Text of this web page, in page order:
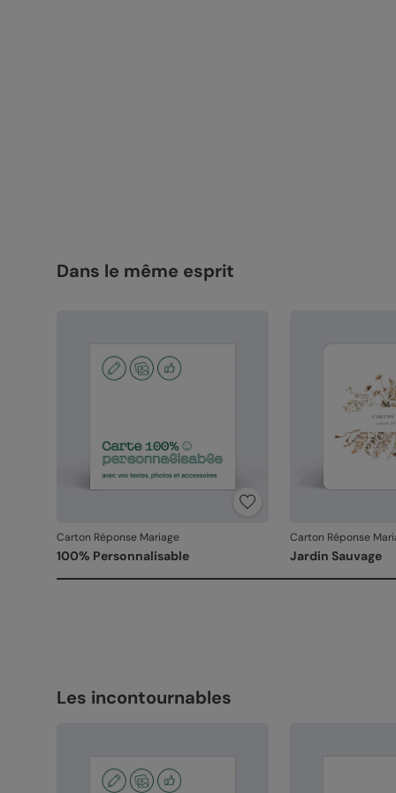
Dans le même esprit
Carton Réponse Mariage
100% Personnalisable
Carton Réponse
Jardin Sauvage
Les incontournables